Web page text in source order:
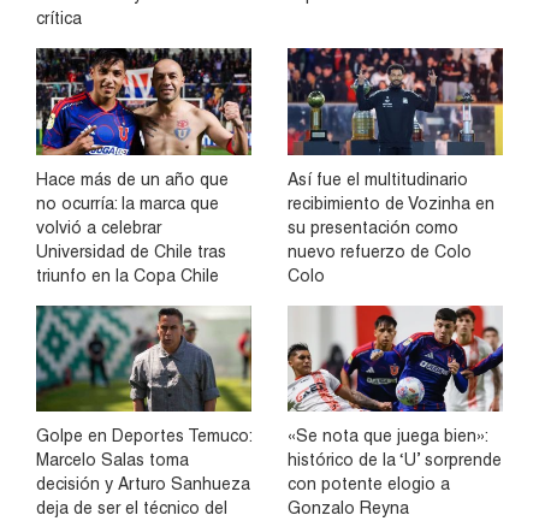
crítica
Hace más de un año que
no ocurría: la marca que
volvió a celebrar
Universidad de Chile tras
triunfo en la Copa Chile
Así fue el multitudinario
recibimiento de Vozinha en
su presentación como
nuevo refuerzo de Colo
Colo
Golpe en Deportes Temuco:
Marcelo Salas toma
decisión y Arturo Sanhueza
deja de ser el técnico del
«Se nota que juega bien»:
histórico de la ‘U’ sorprende
con potente elogio a
Gonzalo Reyna